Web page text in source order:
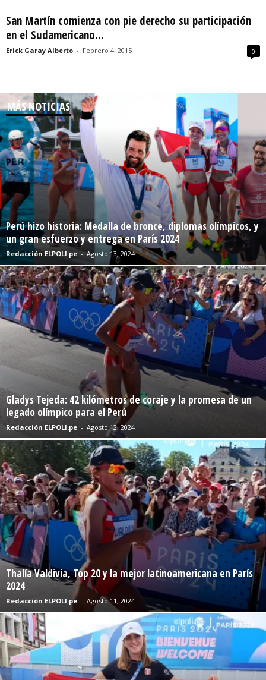
San Martín comienza con pie derecho su participación
en el Sudamericano...
Erick Garay Alberto - Febrero 4, 2015 0
MÁS NOTICIAS
Perú hizo historia: Medalla de bronce, diplomas olímpicos, y
un gran esfuerzo y entrega en París 2024
Redacción ELPOLI.pe - Agosto 13, 2024
Gladys Tejeda: 42 kilómetros de coraje y la promesa de un
legado olímpico para el Perú
Redacción ELPOLI.pe - Agosto 12, 2024
Thalía Valdivia, Top 20 y la mejor latinoamericana en París
2024
Redacción ELPOLI.pe - Agosto 11, 2024